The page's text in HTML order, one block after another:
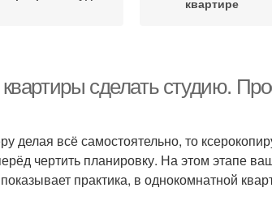
квартире
сделать студию.
делая всё самостоятельно, то
чертить планировку. На этом этапе
практика, в однокомнатной